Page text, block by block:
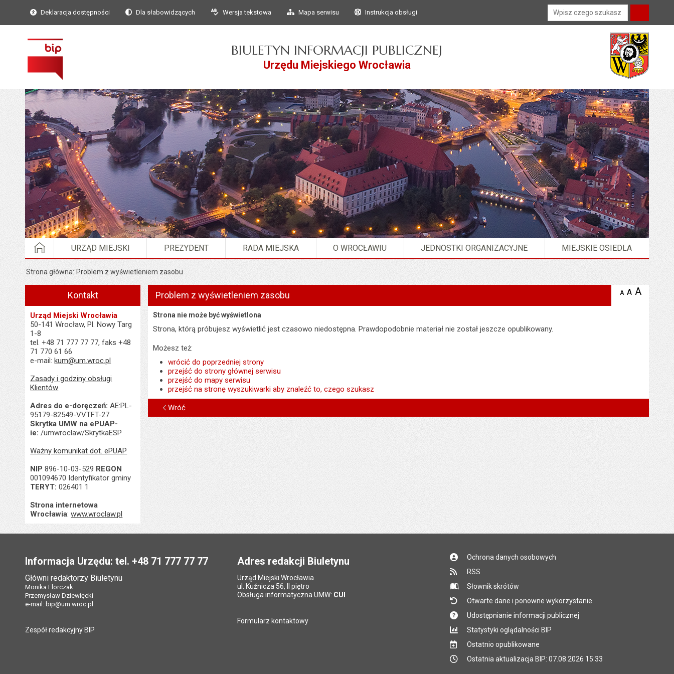
Przejdź do głównego
Przejdź do treści
Deklaracja dostępności Dla słabowidzących Wersja tekstowa Mapa serwisu Instrukcja obsługi Wyszukiwarka
BIULETYN INFORMACJI PUBLICZNEJ
Urzędu Miejskiego Wrocławia
STRONA GŁÓWNA
URZĄD MIEJSKI PREZYDENT RADA MIEJSKA O WROCŁAWIU JEDNOSTKI ORGANIZACYJNE MIEJSKIE OSIEDLA
Strona główna Problem z wyświetleniem zasobu
Kontakt
Urząd Miejski Wrocławia
50-141 Wrocław, Pl. Nowy Targ
1-8
tel. +48 71 777 77 77, faks +48
71 770 61 66
e-mail:kum@um.wroc.pl
Zasady i godziny obsługi
Klientów
Adres do e-doręczeń: AE:PL-
95179-82549-VVTFT-27
Skrytka UMW na ePUAP-
ie: /umwroclaw/SkrytkaESP
Ważny komunikat dot. ePUAP
NIP 896-10-03-529 REGON
001094670 Identyfikator gminy
TERYT: 026401 1
Strona internetowa
Wrocławia:www.wroclaw.pl
Problem z wyświetleniem zasobu A zmniejsz
A domyślna
A
Strona nie może być wyświetlona
Strona, którą próbujesz wyświetlić jest czasowo niedostępna. Prawdopodobnie materiał nie został jeszcze opublikowany.
Możesz też:
wrócić do poprzedniej strony
przejść do strony głównej serwisu
przejść do mapy serwisu
przejść na stronę wyszukiwarki aby znaleźć to, czego szukasz
Wróć
Informacja Urzędu: tel. +48 71 777 77 77
Główni redaktorzy Biuletynu
Monika Florczak
Przemysław Dziewięcki
e-mail: bip@um.wroc.pl
Zespół redakcyjny BIP
Adres redakcji Biuletynu
Urząd Miejski Wrocławia
ul. Kuźnicza 56, II piętro
Obsługa informatyczna UMW: CUI
Formularz kontaktowy
Ochrona danych osobowych
RSS
Słownik skrótów
Otwarte dane i ponowne wykorzystanie
Udostępnianie informacji publicznej
Statystyki oglądalności BIP
Ostatnio opublikowane
Ostatnia aktualizacja BIP: 07.08.2026 15:33